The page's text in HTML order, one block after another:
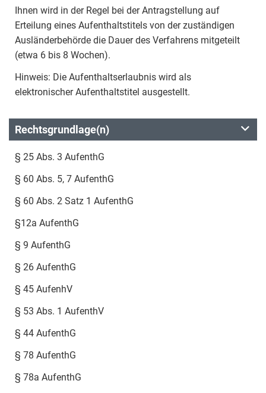
Ihnen wird in der Regel bei der Antragstellung auf
Erteilung eines Aufenthaltstitels von der zuständigen
Ausländerbehörde die Dauer des Verfahrens mitgeteilt
(etwa 6 bis 8 Wochen).
Hinweis: Die Aufenthaltserlaubnis wird als
elektronischer Aufenthaltstitel ausgestellt.
Rechtsgrundlage(n)
§ 25 Abs. 3 AufenthG
§ 60 Abs. 5, 7 AufenthG
§ 60 Abs. 2 Satz 1 AufenthG
§12a AufenthG
§ 9 AufenthG
§ 26 AufenthG
§ 45 AufenhV
§ 53 Abs. 1 AufenthV
§ 44 AufenthG
§ 78 AufenthG
§ 78a AufenthG